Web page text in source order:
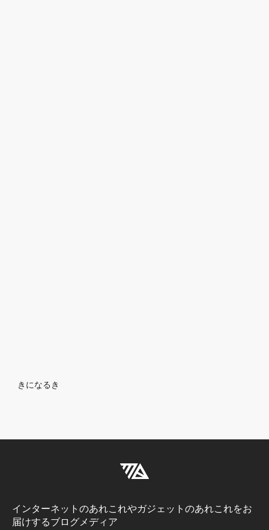
Breadcrumb
きになるき
インターネットのあれこれやガジェットのあれこれをお
届けするブログメディア